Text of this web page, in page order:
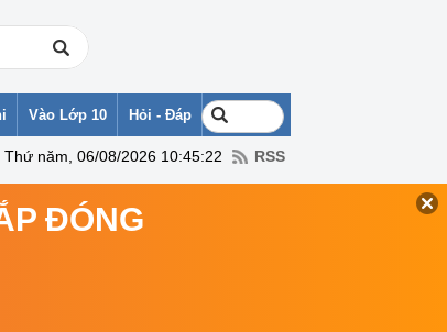
Vào Lớp 10 Hỏi - Đáp
Thứ năm, 06/08/2026 10:45:22 RSS
ĐÓNG